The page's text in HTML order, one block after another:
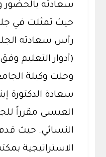
سعادته بالحضور
حيث تمثلت في
رأس سعادته
وحلت وكيلة
سعادة الدكتورة
العيسى مقرراً
النسائي. حيث قدم
الاستراتيجية